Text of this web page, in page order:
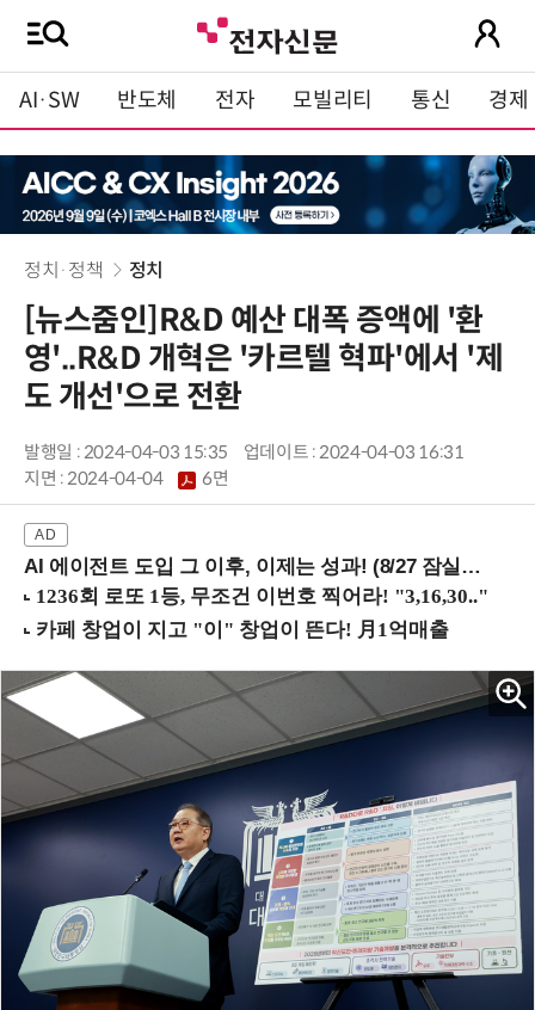
AI·SW 반도체 전자 모빌리티 통신 경제
정치·정책 정치
[뉴스줌인]R&D 예산 대폭 증액에 '환
영'..R&D 개혁은 '카르텔 혁파'에서 '제
도 개선'으로 전환
발행일 : 2024-04-03 15:35
업데이트 : 2024-04-03 16:31
지면 :2024-04-04 6면
AI 에이전트 도입 그 이후, 이제는 성과! (8/27 잠실역)